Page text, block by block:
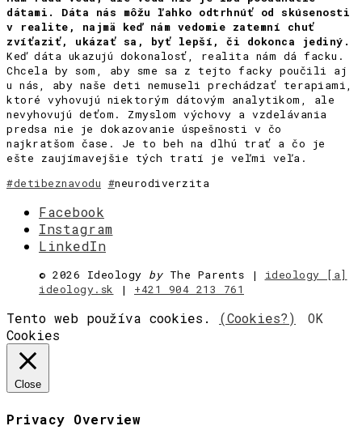
dátami. Dáta nás môžu ľahko odtrhnúť od skúsenosti
v realite, najmä keď nám vedomie zatemní chuť
zvíťaziť, ukázať sa, byť lepší, či dokonca jediný.
Keď dáta ukazujú dokonalosť, realita nám dá facku.
Chcela by som, aby sme sa z tejto facky poučili aj
u nás, aby naše deti nemuseli prechádzať terapiami,
ktoré vyhovujú niektorým dátovým analytikom, ale
nevyhovujú deťom. Zmyslom výchovy a vzdelávania
predsa nie je dokazovanie úspešnosti v čo
najkratšom čase. Je to beh na dlhú trať a čo je
ešte zaujímavejšie tých tratí je veľmi veľa.
#detibeznavodu #neurodiverzita
Facebook
Instagram
LinkedIn
© 2026 Ideology byThe Parents | ideology [a]
ideology.sk | +421 904 213 761
Tento web používa cookies. (Cookies?)
OK
Cookies
Close
Privacy Overview